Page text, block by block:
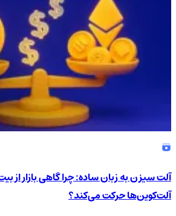
آلت سیزن به زبان ساده: چرا گاهی بازار از
آلت‌کوین‌ها حرکت می‌کند؟